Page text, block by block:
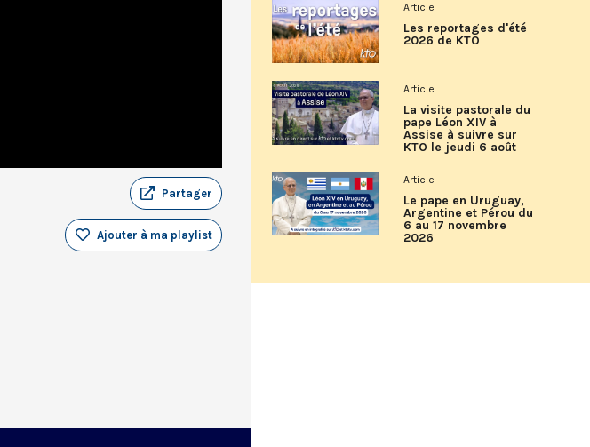
Partager
Ajouter à ma playlist
Article
Les reportages d'été
2026 de KTO
Article
La visite pastorale du
pape Léon XIV à
Assise à suivre sur
KTO le jeudi 6 août
Article
Le pape en Uruguay,
Argentine et Pérou du
6 au 17 novembre
2026